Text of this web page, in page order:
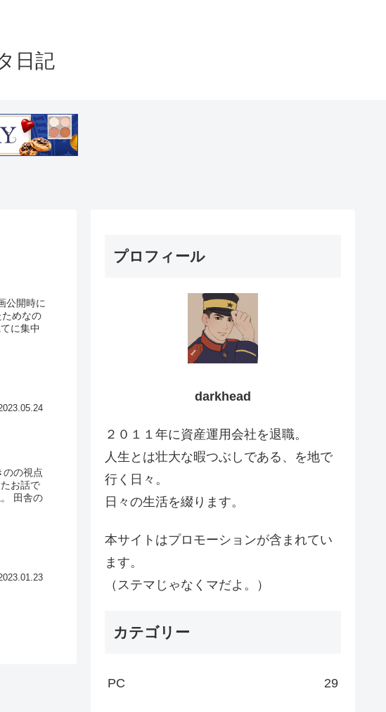
日記
公開時に
めなの
に集中
のの視点
お話で
田舎の
プロフィール
darkhead
２０１１年に資産運用会社を退職。
人生とは壮大な暇つぶしである、を地で
行く日々。
日々の生活を綴ります。
本サイトはプロモーションが含まれてい
ます。
（ステマじゃなくマだよ。）
カテゴリー
PC 29